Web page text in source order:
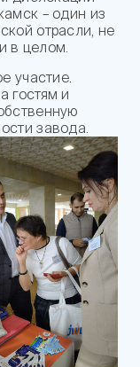
– один из
отрасли, не
в целом.
участие.
гостям и
завода.